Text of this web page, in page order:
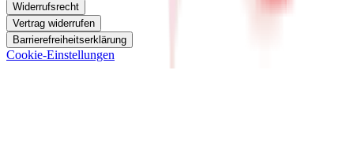
Widerrufsrecht
Vertrag widerrufen
Barrierefreiheitserklärung
Cookie-Einstellungen